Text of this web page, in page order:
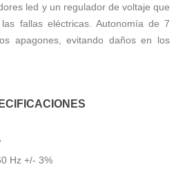
led y un regulador de voltaje que
fallas eléctricas. Autonomía de 7
apagones, evitando daños en los
Hz +/- 3%